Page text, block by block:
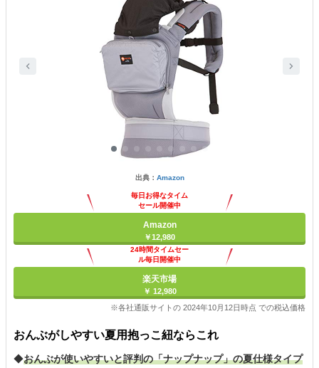
出典： Amazon
毎日お得なタイム
セール開催中
Amazon
￥12,980
24時間タイムセー
ル毎日開催中
楽天市場
￥ 12,980
※各社通販サイトの 2024年10月12日時点 での税込価格
おんぶがしやすい夏用抱っこ紐ならこれ
◆おんぶが使いやすいと評判の「ナップナップ」の夏仕様タイプ